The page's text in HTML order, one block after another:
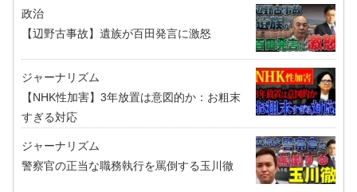
政治
【辺野古事故】遺族が百田発言に激怒
ジャーナリズム
【NHK性加害】3年放置は意図的か：お粗末
すぎる対応
ジャーナリズム
警察官の正当な職務執行を罵倒する玉川徹